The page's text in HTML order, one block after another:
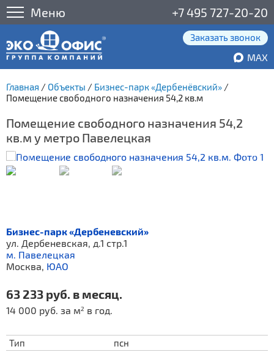
Меню +7 495 727-20-20
Заказать звонок
MAX
Главная / Объекты / Бизнес-парк «Дербенёвский» /
Помещение свободного назначения 54,2 кв.м
Помещение свободного назначения 54,2
кв.м у метро Павелецкая
Бизнес-парк «Дербеневский»
ул. Дербеневская, д.1 стр.1
м. Павелецкая
Москва, ЮАО
63 233 руб. в месяц.
14 000 руб. за м2 в год.
Тип
псн